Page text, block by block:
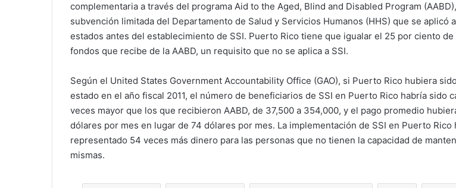
complementaria a través del programa Aid to the Aged, Blind and Disabled Program
subvención limitada del Departamento de Salud y Servicios Humanos (HHS) que se aplicó
estados antes del establecimiento de SSI. Puerto Rico tiene que igualar el 25 por ciento de
fondos que recibe de la AABD, un requisito que no se aplica a SSI.
Según el United States Government Accountability Office (GAO), si Puerto Rico hubiera
estado en el año fiscal 2011, el número de beneficiarios de SSI en Puerto Rico habría sido
veces mayor que los que recibieron AABD, de 37,500 a 354,000, y el pago promedio
dólares por mes en lugar de 74 dólares por mes. La implementación de SSI en Puerto Rico
representado 54 veces más dinero para las personas que no tienen la capacidad de
mismas.